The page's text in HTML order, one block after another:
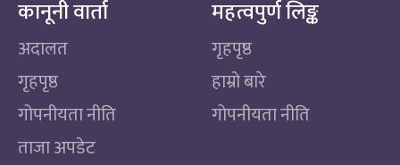
कानूनी वार्ता
अदालत
गृहपृष्ठ
गोपनीयता नीति
ताजा अपडेट
महत्वपुर्ण लिङ्क
गृहपृष्ठ
हाम्रो बारे
गोपनीयता नीति